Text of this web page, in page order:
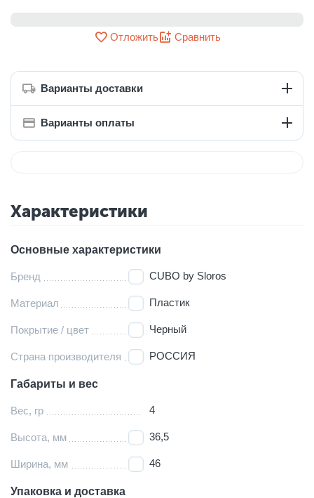
Отложить Сравнить
Варианты доставки
Варианты оплаты
Характеристики
Основные характеристики
Бренд CUBO by Sloros
Материал Пластик
Покрытие / цвет Черный
Страна производителя РОССИЯ
Габариты и вес
Вес, гр 4
Высота, мм 36,5
Ширина, мм 46
Упаковка и доставка